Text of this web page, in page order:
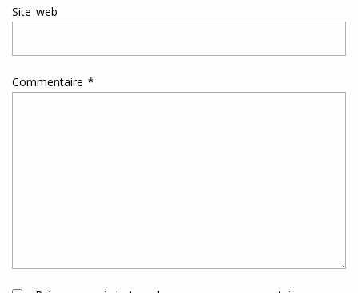
Site web
Commentaire *